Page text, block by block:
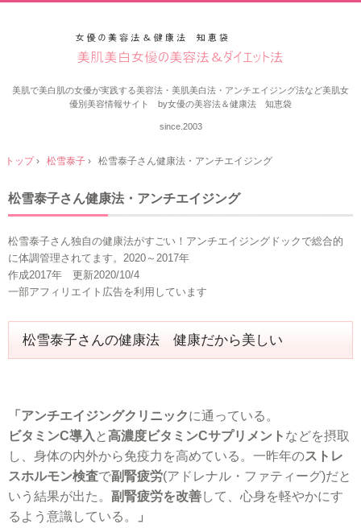
美肌で美白肌の女優が実践する美容法・美肌美白法・アンチエイジング法など美肌女
優別美容情報サイト by女優の美容法＆健康法 知恵袋
since.2003
トップ› 松雪泰子 › 松雪泰子さん健康法・アンチエイジング
松雪泰子さん健康法・アンチエイジング
松雪泰子さん独自の健康法がすごい！アンチエイジングドックで総合的
に体調管理されてます。2020～2017年
作成2017年 更新2020/10/4
一部アフィリエイト広告を利用しています
松雪泰子さんの健康法 健康だから美しい
「アンチエイジングクリニックに通っている。
ビタミンC導入 と高濃度ビタミンCサプリメント などを摂取
し、身体の内外から免疫力を高めている。一昨年のストレ
スホルモン検査で副腎疲労(アドレナル・ファティーグ)だと
いう結果が出た。 副腎疲労を改善して、心身を軽やかにす
るよう意識している。
」